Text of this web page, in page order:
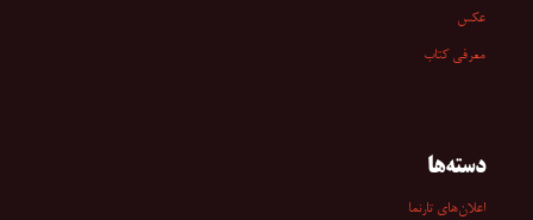
عکس
معرفی کتاب
دسته‌ها
اعلان‌های تارنما